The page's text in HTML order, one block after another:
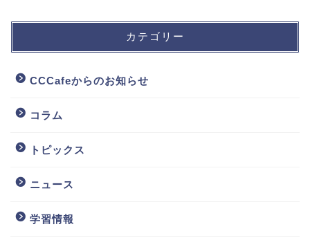
カテゴリー
CCCafeからのお知らせ
コラム
トピックス
ニュース
学習情報